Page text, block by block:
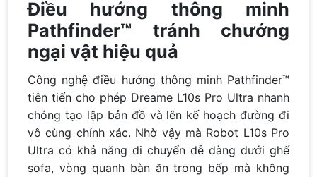
Điều hướng thông minh
Pathfinder™ tránh chướng
ngại vật hiệu quả
Công nghệ điều hướng thông minh Pathfinder™
tiên tiến cho phép Dreame L10s Pro Ultra nhanh
chóng tạo lập bản đồ và lên kế hoạch đường đi
vô cùng chính xác. Nhờ vậy mà Robot L10s Pro
Ultra có khả năng di chuyển dễ dàng dưới ghế
sofa, vòng quanh bàn ăn trong bếp mà không